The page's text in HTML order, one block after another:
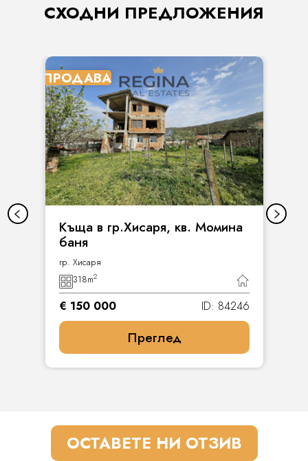
СХОДНИ ПРЕДЛОЖЕНИЯ
ПРОДАВА
Къща в гр.Хисаря, кв. Момина
баня
гр. Хисаря
318m2
€ 150 000 ID: 84246
Преглед
ОСТАВЕТЕ НИ ОТЗИВ